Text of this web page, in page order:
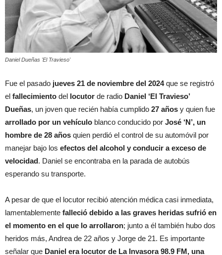
Daniel Dueñas 'El Travieso'
Fue el pasado jueves 21 de noviembre del 2024que se registró
el fallecimiento del locutor de radio Daniel ‘El Travieso’
Dueñas, un joven que recién había cumplido 27 años y quien fue
arrollado por un vehículo blanco conducido por José ‘N’, un
hombre de 28 años quien perdió el control de su automóvil por
manejar bajo los efectos del alcohol y conducir a exceso de
velocidad. Daniel se encontraba en la parada de autobús
esperando su transporte.
A pesar de que el locutor recibió atención médica casi inmediata,
lamentablemente falleció debido a las graves heridas sufrió en
el momento en el que lo arrollaron; junto a él también hubo dos
heridos más, Andrea de 22 años y Jorge de 21. Es importante
señalar que Daniel era locutor de La Invasora 98.9 FM, una